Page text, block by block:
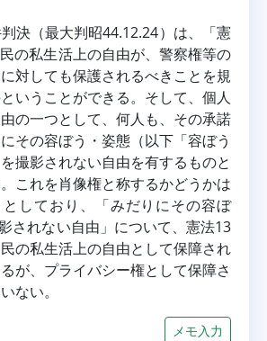
決（最大判昭44.12.24）は、「憲
の私生活上の自由が、警察権等の
対しても保護されるべきことを規
いうことができる。そして、個人
の一つとして、何人も、その承諾
その容ぼう・姿態（以下「容ぼう
撮影されない自由を有するものと
これを肖像権と称するかどうかは
しており、「みだりにその容ぼ
されない自由」について、憲法13
の私生活上の自由として保障され
が、プライバシー権として保障さ
ない。
メモ入力